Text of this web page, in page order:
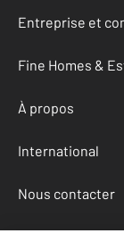
Entreprise et
Fine Homes &
À propos
International
Nous contacter